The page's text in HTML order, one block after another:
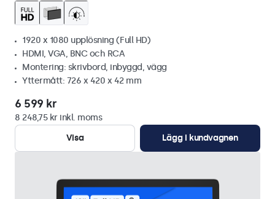
1920 x 1080 upplösning (Full HD)
HDMI, VGA, BNC och RCA
Montering: skrivbord, inbyggd, vägg
Yttermått: 726 x 420 x 42 mm
6 599 kr
8 248,75 kr inkl. moms
Visa
Lägg i kundvagnen